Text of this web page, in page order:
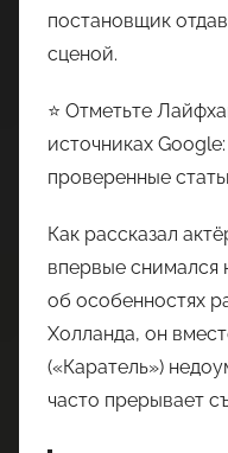
постановщик
сценой.
⭐ Отметьте
источниках
проверенные
Как рассказал
впервые снимался
об особенностях
Холланда, он
(«Каратель»)
часто прерывает